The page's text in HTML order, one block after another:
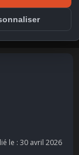
le : 30 avril 2026